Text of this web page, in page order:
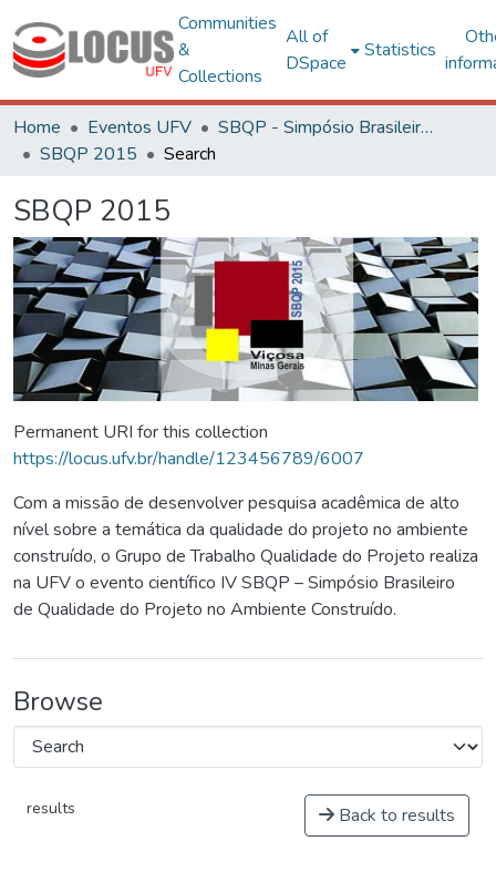
Communities
&
Collections
All of
DSpace
Statistics
Home Eventos UFV
SBQP - Simpósio Brasileiro de Qualidade do Projeto no Ambiente Construído
SBQP 2015
Search
SBQP 2015
Permanent URI for this collection
https://locus.ufv.br/handle/123456789/6007
Com a missão de desenvolver pesquisa acadêmica de alto
nível sobre a temática da qualidade do projeto no ambiente
construído, o Grupo de Trabalho Qualidade do Projeto realiza
na UFV o evento científico IV SBQP – Simpósio Brasileiro
de Qualidade do Projeto no Ambiente Construído.
Browse
results Back to results